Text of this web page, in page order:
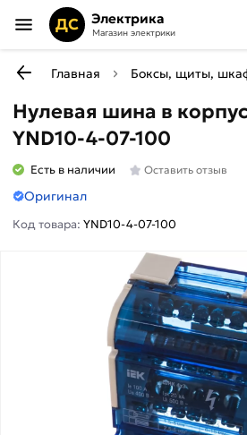
ДС Электрика
Магазин электрики
Главная Боксы, щиты,
Нулевая шина в
YND10-4-07-100
Есть в наличии Оставить отзыв
Оригинал
Код товара:YND10-4-07-100